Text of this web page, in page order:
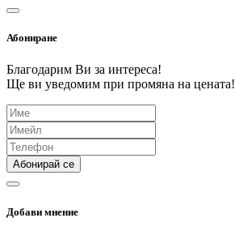
Абониране
Благодарим Ви за интереса!
Ще ви уведомим при промяна на цената!
Абонирай се
Добави мнение